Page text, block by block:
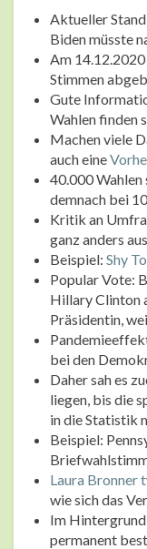
Aktueller
Biden müsste
Am
Stimmen
Gute
Wahlen finden
Machen viele
auch eine
40.000 Wahlen
demnach bei
Kritik an
ganz anders
Beispiel: Shy
Popular Vote:
Hillary Clinton
Präsidentin,
bei den
Daher sah es
liegen, bis die
in die Statistik
Beispiel:
Laura Bronner
wie sich das
Im
permanent